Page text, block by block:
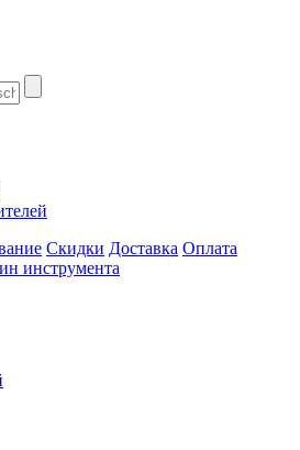
Скидки Доставка Оплата
инструмента